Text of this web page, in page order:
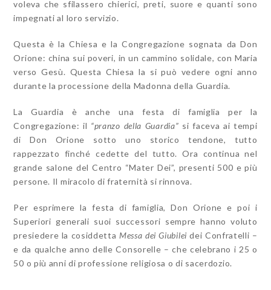
voleva che sfilassero chierici, preti, suore e quanti sono
impegnati al loro servizio.
Questa è la Chiesa e la Congregazione sognata da Don
Orione: china sui poveri, in un cammino solidale, con Maria
verso Gesù. Questa Chiesa la si può vedere ogni anno
durante la processione della Madonna della Guardia.
La Guardia è anche una festa di famiglia per la
Congregazione: il “pranzo della Guardia” si faceva ai tempi
di Don Orione sotto uno storico tendone, tutto
rappezzato finché cedette del tutto. Ora continua nel
grande salone del Centro “Mater Dei”, presenti 500 e più
persone. Il miracolo di fraternità si rinnova.
Per esprimere la festa di famiglia, Don Orione e poi i
Superiori generali suoi successori sempre hanno voluto
presiedere la cosiddetta Messa dei Giubileidei Confratelli –
e da qualche anno delle Consorelle – che celebrano i 25 o
50 o più anni di professione religiosa o di sacerdozio.